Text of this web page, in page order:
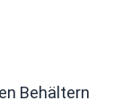
Behältern